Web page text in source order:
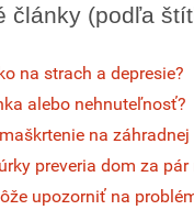
články (podľa
na strach a depresie?
alebo nehnuteľnosť?
na
preveria dom za
upozorniť na